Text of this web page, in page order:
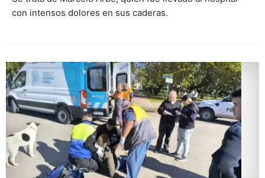
con intensos dolores en sus caderas.